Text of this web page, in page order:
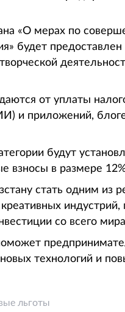
«О мерах по
будет
от уплаты
и приложений,
будут
взносы в размере
стать одним из
со всего
технологий и
льготы